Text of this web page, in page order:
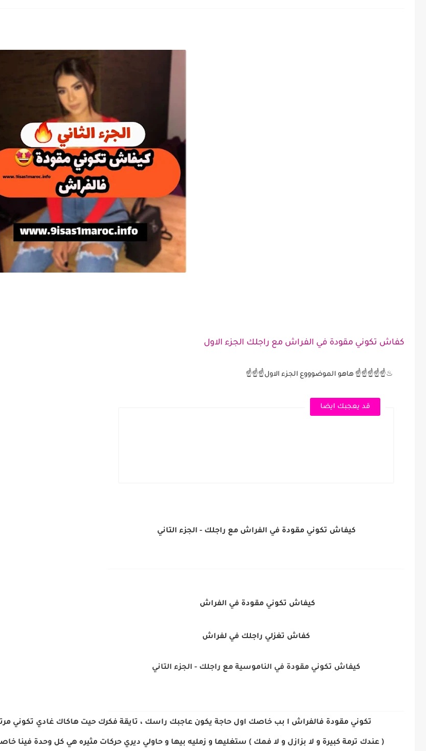
كفاش تكوني مقودة في الفراش مع راجلك الجزء الاول
♨☝☝☝☝☝ هاهو الموضوووع الجزء الاول☝☝☝
قد يعجبك ايضا
كيفاش تكوني مقودة في الفراش مع راجلك - الجزء التاني
كيفاش تكوني مقودة في الفراش
كفاش تغزلي راجلك في لفراش
كيفاش تكوني مقودة في الناموسية مع راجلك - الجزء التاني
تكوني مقودة فالفراش ا بب خاصك اول حاجة يكون عاجبك راسك ، تايقة فكرك حيت هاكاك غادي تكوني
( عندك ترمة كبيرة و لا بزازل و لا فمك ) ستغليها و زمليه بيها و حاولي ديري حركات مثيره هي كل وحدة فينا